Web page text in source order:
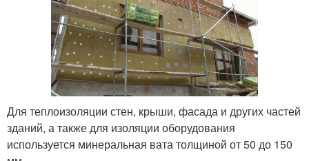
Для теплоизоляции стен, крыши, фасада и других частей
зданий, а также для изоляции оборудования
используется минеральная вата толщиной от 50 до 150